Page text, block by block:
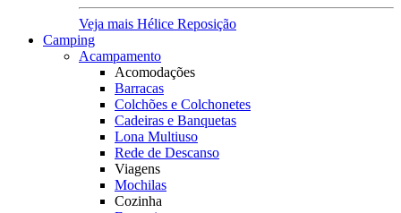
Veja mais Hélice Reposição
Camping
Acampamento
Acomodações
Barracas
Colchões e Colchonetes
Cadeiras e Banquetas
Lona Multiuso
Rede de Descanso
Viagens
Mochilas
Cozinha